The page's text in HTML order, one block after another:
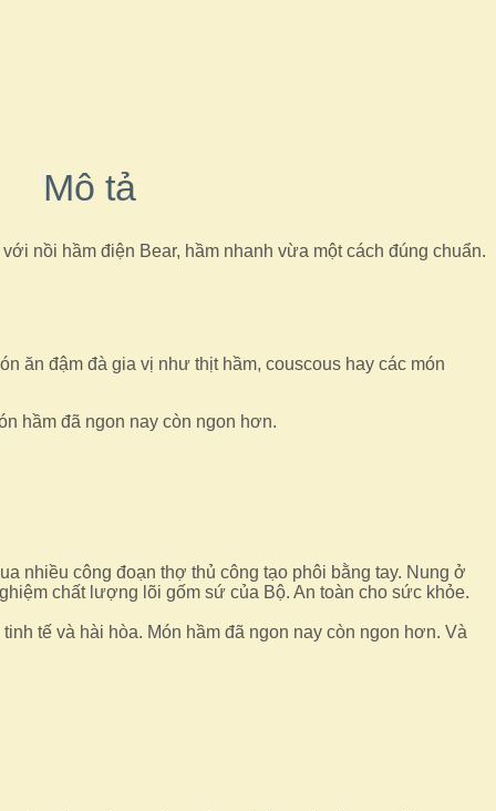
Mô tả
nồi hầm điện Bear, hầm nhanh vừa một cách đúng chuẩn.
ăn đậm đà gia vị như thịt hầm, couscous hay các món
hầm đã ngon nay còn ngon hơn.
nhiều công đoạn thợ thủ công tạo phôi bằng tay. Nung ở
chất lượng lõi gốm sứ của Bộ. An toàn cho sức khỏe.
tế và hài hòa. Món hầm đã ngon nay còn ngon hơn. Và